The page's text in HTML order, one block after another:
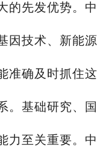
的先发优势。中
因技术、新能源
准确及时抓住这
。基础研究、国
力至关重要。中